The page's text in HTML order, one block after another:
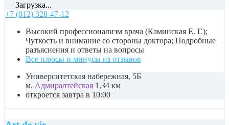
Загрузка...
+7 (812) 328-47-12
Высокий профессионализм врача (Каминская Е. Г.);
Чуткость и внимание со стороны доктора; Подробные
разъяснения и ответы на вопросы
Все плюсы и минусы из отзывов
Университетская набережная, 5Б
м. Адмиралтейская 1,34 км
откроется завтра в 10:00